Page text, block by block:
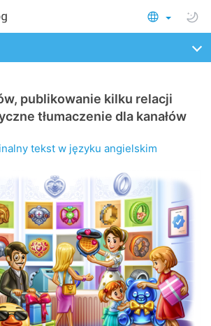
publikowanie kilku relacji
tłumaczenie dla kanałów
tekst w języku angielskim